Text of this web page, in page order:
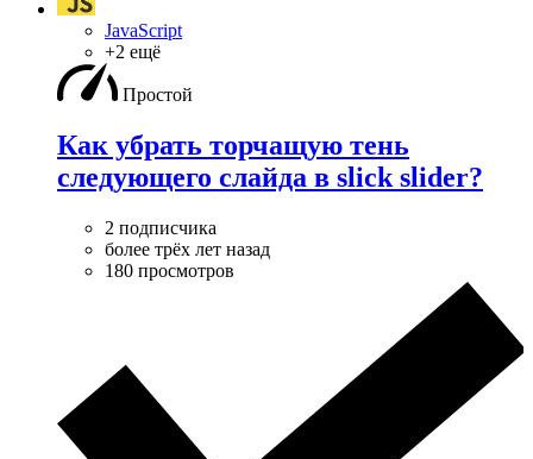
JavaScript
+2 ещё
Простой
Как убрать торчащую тень
следующего слайда в slick slider?
2 подписчика
более трёх лет назад
180 просмотров